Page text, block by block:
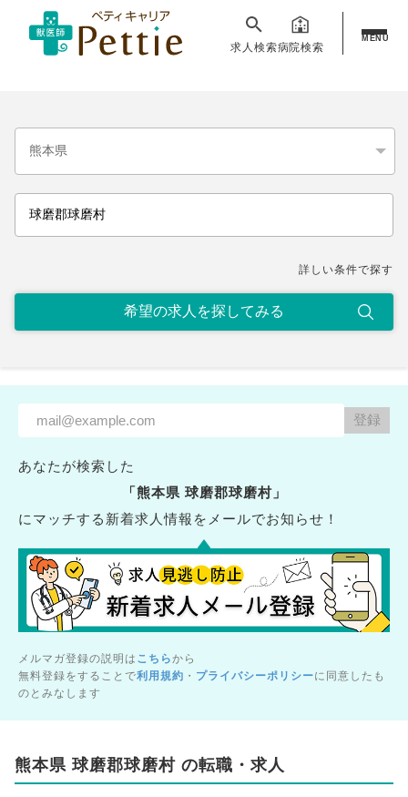
求人検索病院検索
MENU
詳しい条件で探す
あなたが検索した
「熊本県 球磨郡球磨村」
にマッチする新着求人情報をメールでお知らせ！
メルマガ登録の説明は こちらから
無料登録をすることで利用規約 ・ プライバシーポリシーに同意したも
のとみなします
熊本県 球磨郡球磨村 の転職・求人